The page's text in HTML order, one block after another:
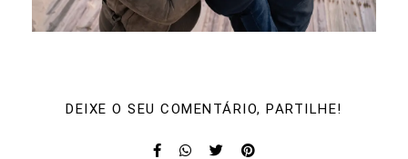
DEIXE O SEU COMENTÁRIO, PARTILHE!